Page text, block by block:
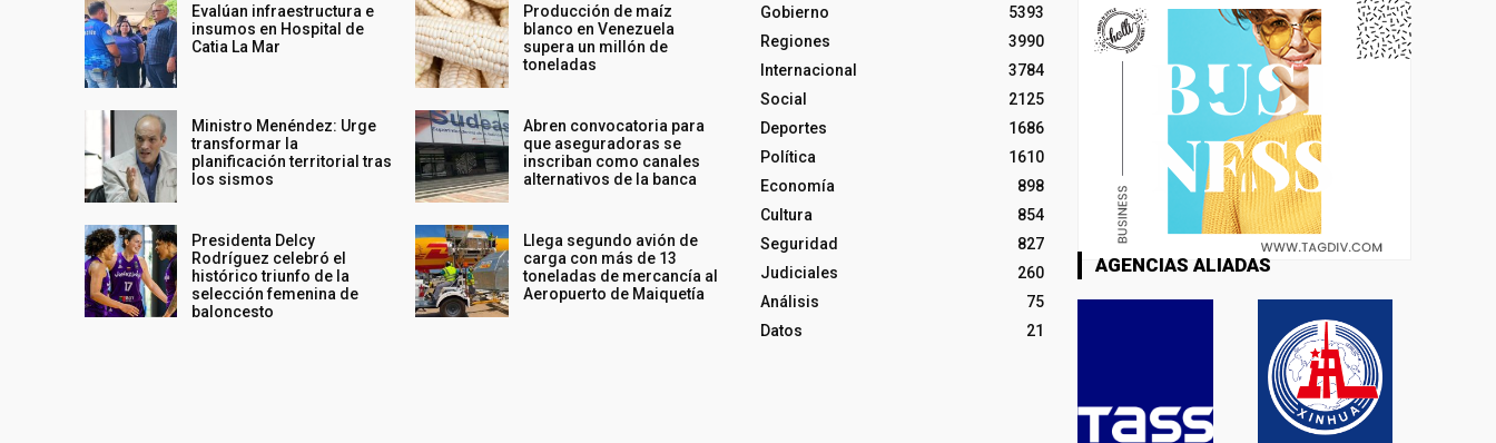
Evalúan infraestructura e
insumos en Hospital de
Catia La Mar
Ministro Menéndez: Urge
transformar la
planificación territorial tras
los sismos
Presidenta Delcy
Rodríguez celebró el
histórico triunfo de la
selección femenina de
baloncesto
Producción de maíz
blanco en Venezuela
supera un millón de
toneladas
Abren convocatoria para
que aseguradoras se
inscriban como canales
alternativos de la banca
Llega segundo avión de
carga con más de 13
toneladas de mercancía al
Aeropuerto de Maiquetía
Gobierno
5393
Regiones
3990
Internacional
3784
Social
2125
Deportes
1686
Política
1610
Economía
898
Cultura
854
Seguridad
827
Judiciales
260
Análisis
75
Datos
21
AGENCIAS ALIADAS